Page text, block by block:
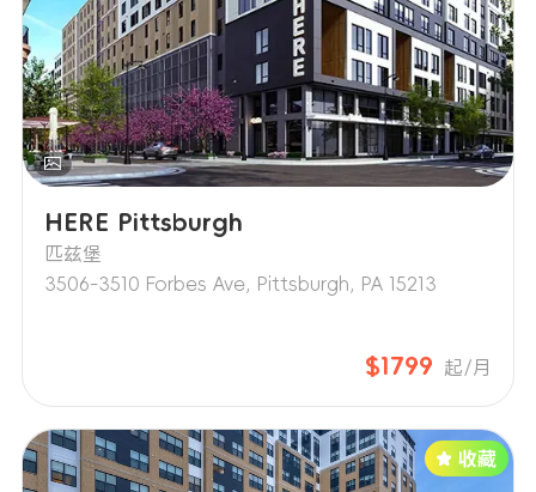
HERE Pittsburgh
匹兹堡
3506-3510 Forbes Ave, Pittsburgh, PA 15213
$1799 起/月